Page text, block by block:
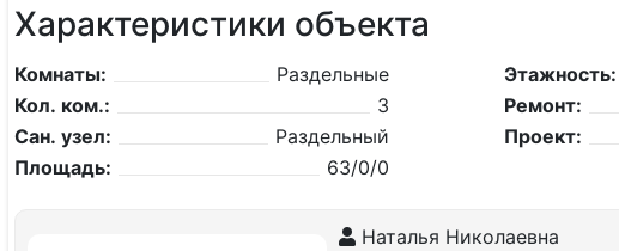
Характеристики объекта
Комнаты:
Раздельные
Кол. ком.:
3
Сан. узел:
Раздельный
Площадь:
63/0/0
Этажность:
Ремонт:
Проект:
Наталья Николаевна